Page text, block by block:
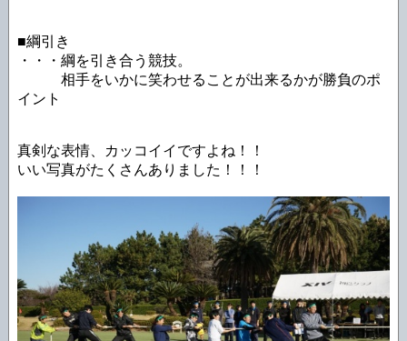
■綱引き
・・・綱を引き合う競技。
相手をいかに笑わせることが出来るかが勝負のポ
イント
真剣な表情、カッコイイですよね！！
いい写真がたくさんありました！！！